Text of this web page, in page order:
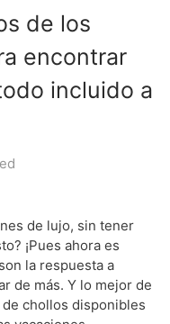
de los
encontrar
incluido a
de lujo, sin tener
¡Pues ahora es
la respuesta a
de más. Y lo mejor de
chollos disponibles